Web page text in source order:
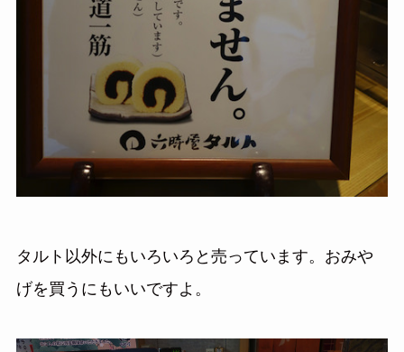
タルト以外にもいろいろと売っています。おみや
げを買うにもいいですよ。